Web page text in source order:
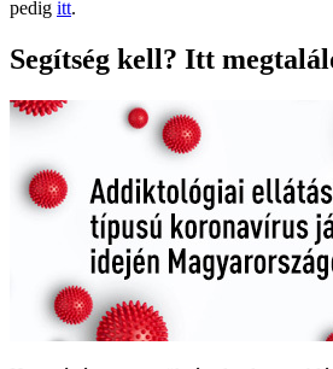
pedig itt.
Segítség kell? Itt